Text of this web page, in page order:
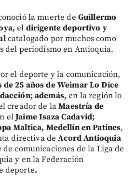
la muerte de Guillermo
el dirigente deportivo y
catalogado por muchos como
del periodismo en Antioquia.
el deporte y la comunicación,
25 años de Weimar Lo Dice
además, en la región lo
creador de laMaestría de
elJaime Isaza Cadavid;
Maltica, Medellín en Patines,
directiva deAcord Antioquia
comunicaciones de la Liga de
y en la Federación
deporte.